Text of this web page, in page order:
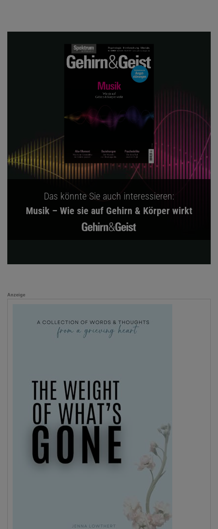
Das könnte Sie auch interessieren:
Musik – Wie sie auf Gehirn & Körper wirkt
Anzeige